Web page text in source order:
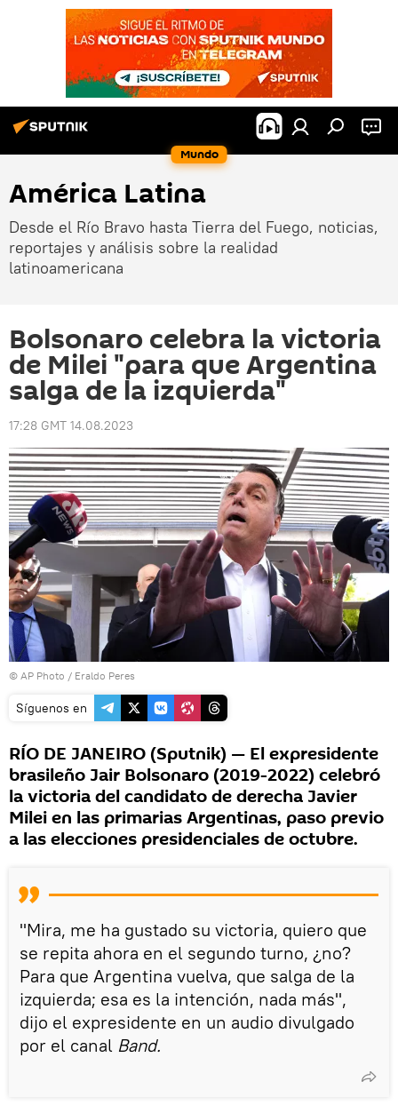
Mundo
América Latina
Desde el Río Bravo hasta Tierra del Fuego, noticias,
reportajes y análisis sobre la realidad
latinoamericana
Bolsonaro celebra la victoria
de Milei "para que Argentina
salga de la izquierda"
17:28 GMT 14.08.2023
© AP Photo / Eraldo Peres
Síguenos en
RÍO DE JANEIRO (Sputnik) — El expresidente
brasileño Jair Bolsonaro (2019-2022) celebró
la victoria del candidato de derecha Javier
Milei en las primarias Argentinas, paso previo
a las elecciones presidenciales de octubre.
"Mira, me ha gustado su victoria, quiero que
se repita ahora en el segundo turno, ¿no?
Para que Argentina vuelva, que salga de la
izquierda; esa es la intención, nada más",
dijo el expresidente en un audio divulgado
por el canal Band.